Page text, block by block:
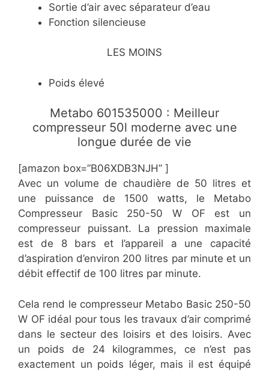
Sortie d’air avec séparateur d’eau
Fonction silencieuse
LES MOINS
Poids élevé
Metabo 601535000 : Meilleur
compresseur 50l moderne avec une
longue durée de vie
[amazon box=”B06XDB3NJH” ]
Avec un volume de chaudière de 50 litres et
une puissance de 1500 watts, le Metabo
Compresseur Basic 250-50 W OF est un
compresseur puissant. La pression maximale
est de 8 bars et l’appareil a une capacité
d’aspiration d’environ 200 litres par minute et un
débit effectif de 100 litres par minute.
Cela rend le compresseur Metabo Basic 250-50
W OF idéal pour tous les travaux d’air comprimé
dans le secteur des loisirs et des loisirs. Avec
un poids de 24 kilogrammes, ce n’est pas
exactement un poids léger, mais il est équipé